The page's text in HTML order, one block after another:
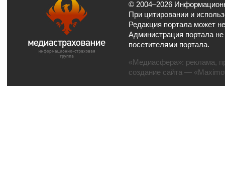
© 2004–2026
При цитировании и
Редакция портала может
Администрация портала
посетителями портала.
«Медиасфера»: реклама,
создание сайта —